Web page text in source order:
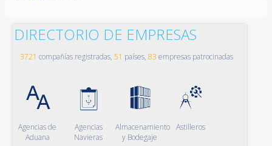
DIRECTORIO DE EMPRESAS
3721 compañías registradas, 51 países, 83 empresas patrocinadas
Agencias de
Aduana
Agencias
Navieras
Almacenamiento
y Bodegaje
Astilleros